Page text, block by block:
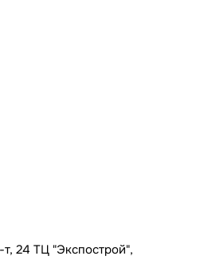
24 ТЦ "Экспострой",